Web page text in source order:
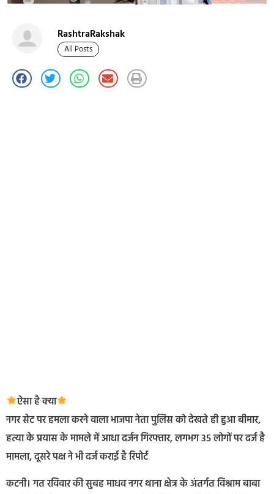
RashtraRakshak
All Posts
ऐसा है क्या
नगर सेट पर हमला करने वाला भाजपा नेता पुलिस को देखते ही हुआ बीमार,
हत्या के प्रयास के मामले में आधा दर्जन गिरफ्तार, लगभग 35 लोगों पर दर्ज है
मामला, दूसरे पक्ष ने भी दर्ज कराई है रिपोर्ट
कटनी। गत रविवार की सुबह माधव नगर थाना क्षेत्र के अंतर्गत विश्राम बाबा